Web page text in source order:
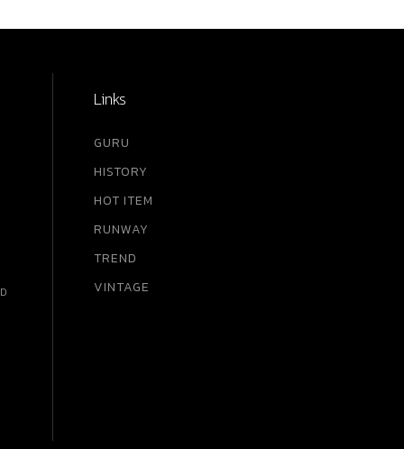
Links
GURU
HISTORY
HOT ITEM
RUNWAY
TREND
VINTAGE